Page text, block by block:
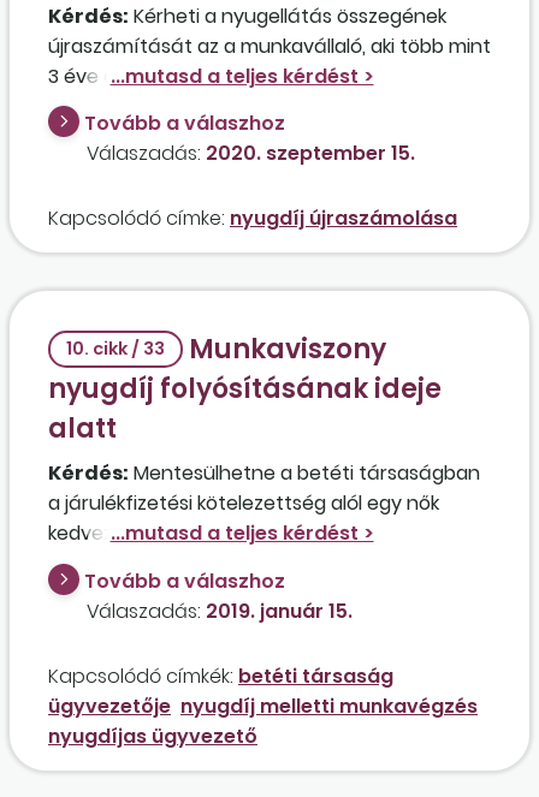
Kérdés: Kérheti a nyugellátás összegének
újraszámítását az a munkavállaló, aki több mint
3 éve öregségi nyugdíjas, és e mellett 8 órás
munkaviszonyban dolgozik? A munkavállaló
munkabére nagyon magas, ezért úgy véli, hogy
az újraszámítással jelentősen növekedhetne a
Tovább a válaszhoz
Válaszadás: 2020. szeptember 15.
Kapcsolódó címke: nyugdíj újraszámolása
10. cikk / 33
Munkaviszony
nyugdíj folyósításának ideje
alatt
Kérdés: Mentesülhetne a betéti társaságban
a járulékfizetési kötelezettség alól egy nők
kedvezményes nyugdíjára jogosulttá vált
pedagógus, aki korábbi közalkalmazotti
jogviszonyában újra dolgozik, és ezért szünetel
a nyugdíjának folyósítása, de emellett a
személyesen közreműködik, és az ügyvezetést
is ellátja? Figyelembe veheti a nyugdíjas
munkavállalókra vonatkozó kedvező
szabályozást, amennyiben 2019-től a
Tovább a válaszhoz
Válaszadás: 2019. január 15.
Kapcsolódó címkék: betéti társaság
ügyvezetője nyugdíj melletti munkavégzés
nyugdíjas ügyvezető